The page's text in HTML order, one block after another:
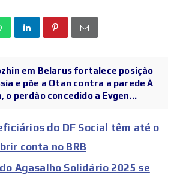
em Belarus fortalece posição
e põe a Otan contra a parede À
perdão concedido a Evgen...
do DF Social têm até o
conta no BRB
Agasalho Solidário 2025 se